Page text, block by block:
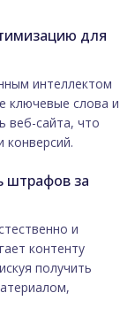
для
интеллектом
ключевые слова и
веб-сайта, что
конверсий.
штрафов за
и
контенту
получить